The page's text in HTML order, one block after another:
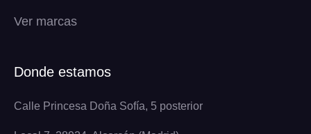
Ver marcas
Donde estamos
Calle Princesa Doña Sofía, 5 posterior